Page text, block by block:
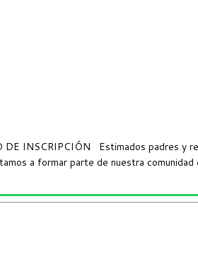
INSCRIPCIÓN Estimados padres y
a formar parte de nuestra